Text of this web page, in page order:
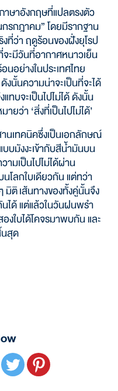
าษาอังกฤษที่แปลตรงตัว
รกฎาคม” โดยมีรากฐาน
ที่ว่า ฤดูร้อนของฝั่งยุโรป
ะมีวันที่อากาศหนาวเย็น
นอย่างในประเทศไทย
นั้นความน่าจะเป็นที่จะได้
บจะเป็นไปไม่ได้ ดังนั้น
ยว่า ‘สิ่งที่เป็นไปไม่ได้’
นเทคนิคซึ่งเป็นเอกลักษณ์
บบมังงะเข้ากับสีน้ำมันบน
ามเป็นไปไม่ได้ผ่าน
นโลกใบเดียวกัน แต่ทว่า
มิติเส้นทางของทั้งคู่นั้นจึง
ได้ แต่แล้วในวันฝนพรำ
งใบได้โคจรมาพบกัน และ
สุด